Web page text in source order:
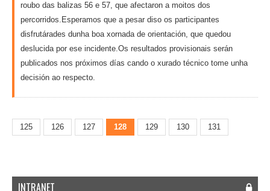
roubo das balizas 56 e 57, que afectaron a moitos dos
percorridos.Esperamos que a pesar diso os participantes
disfrutárades dunha boa xornada de orientación, que quedou
deslucida por ese incidente.Os resultados provisionais serán
publicados nos próximos días cando o xurado técnico tome unha
decisión ao respecto.
125 126 127 128 129 130 131
INTRANET